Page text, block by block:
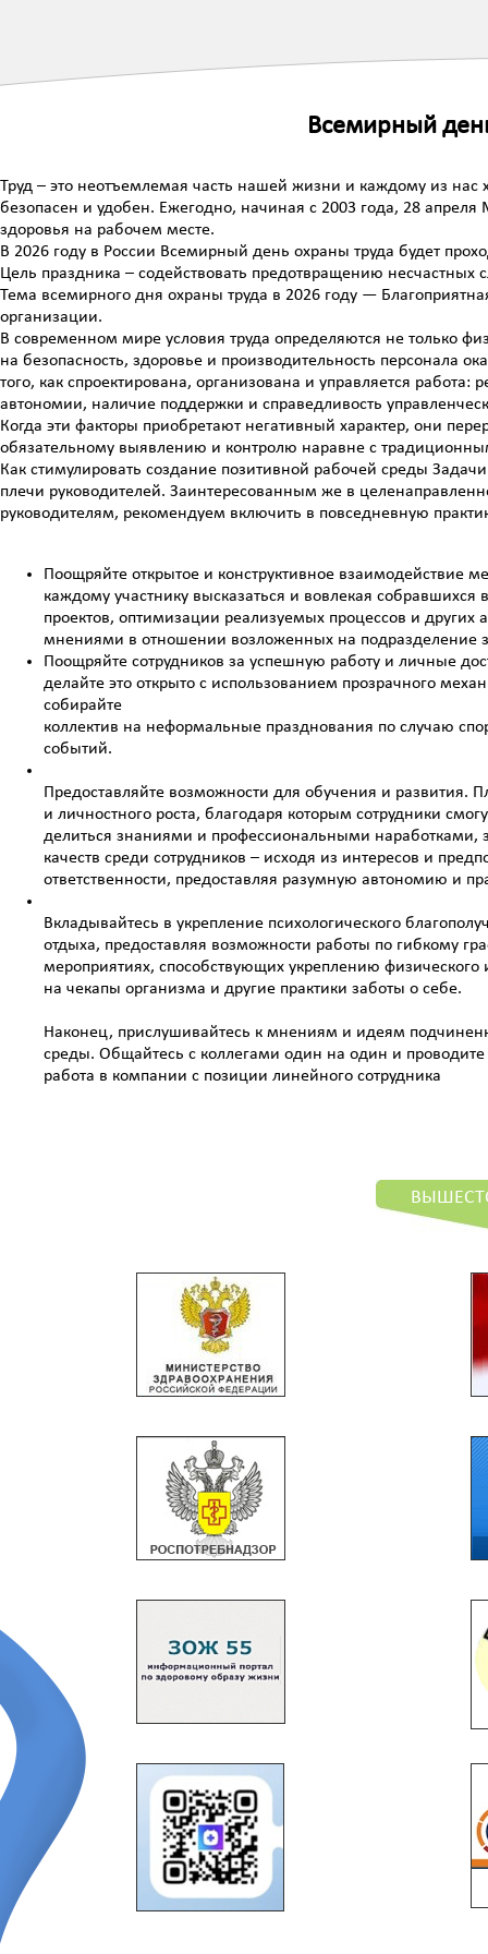
Всемирный
Труд – это неотъемлемая часть нашей жизни и каждому из нас
безопасен и удобен. Ежегодно, начиная с 2003 года, 28
здоровья на рабочем месте.
В 2026 году в России Всемирный день охраны труда будет
Цель праздника – содействовать предотвращению несчастных
Тема всемирного дня охраны труда в 2026 году —
организации.
В современном мире условия труда определяются не только
на безопасность, здоровье и производительность персонала
того, как спроектирована, организована и управляется
автономии, наличие поддержки и справедливость
Когда эти факторы приобретают негативный характер, они
обязательному выявлению и контролю наравне с
Как стимулировать создание позитивной рабочей среды
плечи руководителей. Заинтересованным же в
руководителям, рекомендуем включить в повседневную
Поощряйте открытое и конструктивное взаимодействие
каждому участнику высказаться и вовлекая
проектов, оптимизации реализуемых процессов и
мнениями в отношении возложенных на подразделение
Поощряйте сотрудников за успешную работу и личные
делайте это открыто с использованием прозрачного
собирайте
коллектив на неформальные празднования по случаю
событий.
Предоставляйте возможности для обучения и
и личностного роста, благодаря которым сотрудники
делиться знаниями и профессиональными наработками,
качеств среди сотрудников – исходя из интересов и
ответственности, предоставляя разумную автономию и
Вкладывайтесь в укрепление психологического
отдыха, предоставляя возможности работы по гибкому
мероприятиях, способствующих укреплению
на чекапы организма и другие практики заботы о себе.
Наконец, прислушивайтесь к мнениям и идеям
среды. Общайтесь с коллегами один на один и проводите
работа в компании с позиции линейного сотрудника